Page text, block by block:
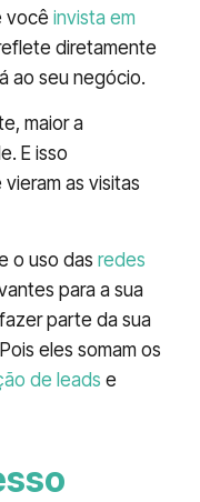
você invista em
diretamente
ao seu negócio.
maior a
E isso
as visitas
o uso das redes
para a sua
parte da sua
eles somam os
de leads e